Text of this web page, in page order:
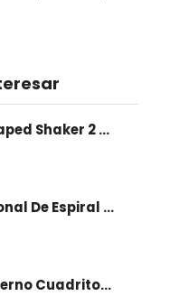
Sacapuntas Maped Shaker 2 Orificios - Bote Con 12
Libreta Profesional De Espiral Norma Color 100 H C-7
Mi Primer Cuaderno Cuadritos "A" (10Mm) 50 Hojas Norma